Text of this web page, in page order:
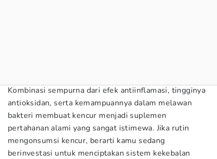
Kombinasi sempurna dari efek antiinflamasi, tingginya
antioksidan, serta kemampuannya dalam melawan
bakteri membuat kencur menjadi suplemen
pertahanan alami yang sangat istimewa. Jika rutin
mengonsumsi kencur, berarti kamu sedang
berinvestasi untuk menciptakan sistem kekebalan